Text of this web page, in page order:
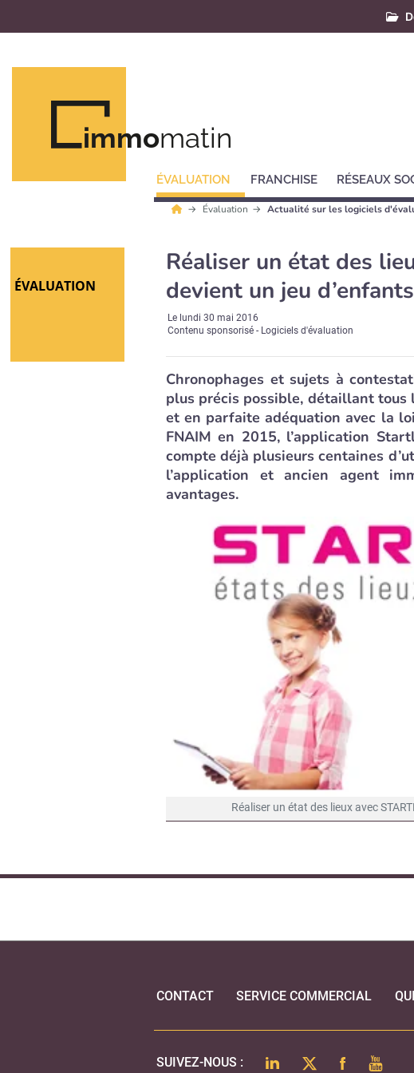
immomatin
ÉVALUATION FRANCHISE RÉSEAUX
Évaluation Actualité sur les logiciels
ÉVALUATION
Réaliser un état des
devient un jeu
Le lundi 30 mai 2016
Contenu sponsorisé - Logiciels d'évaluation
Chronophages et sujets à
plus précis possible, détaillant tous
et en parfaite adéquation avec la
FNAIM en 2015, l’application
compte déjà plusieurs centaines
l’application et ancien agent
avantages.
Réaliser un état des lieux avec
CONTACT SERVICE COMMERCIAL
SUIVEZ-NOUS : LINKEDINTWITTERFACEBOOK